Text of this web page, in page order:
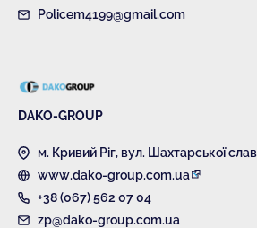
Policem4199@gmail.com
DAKO-GROUP
м. Кривий Ріг, вул. Шахтарської
www.dako-group.com.ua
+38 (067) 562 07 04
zp@dako-group.com.ua